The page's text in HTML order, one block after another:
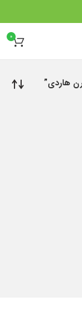
0
هاردی”